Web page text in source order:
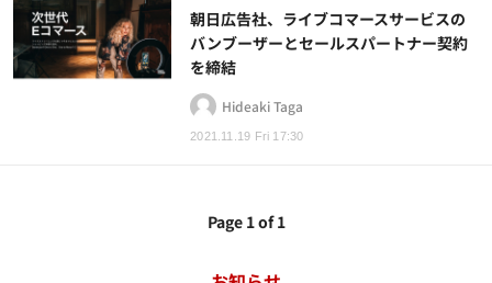
2021.11.19 Fri 17:30
朝日広告社、ライブコマースサービスの
バンブーザーとセールスパートナー契約
を締結
Hideaki Taga
Page 1 of 1